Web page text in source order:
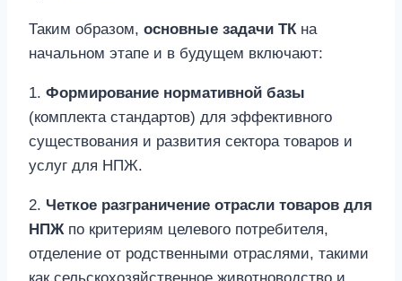
Таким образом, основные задачи ТКна
начальном этапе и в будущем включают:
1. Формирование нормативной базы
(комплекта стандартов) для эффективного
существования и развития сектора товаров и
услуг для НПЖ.
2. Четкое разграничение отрасли товаров для
НПЖпо критериям целевого потребителя,
отделение от родственными отраслями, такими